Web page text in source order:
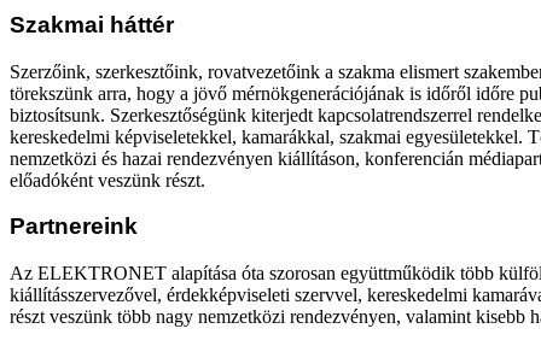
Szakmai háttér
Szerzőink, szerkesztőink, rovatvezetőink a szakma elismert
törekszünk arra, hogy a jövő mérnökgenerációjának is időről időre
biztosítsunk. Szerkesztőségünk kiterjedt kapcsolatrendszerrel
kereskedelmi képviseletekkel, kamarákkal, szakmai egyesületekkel.
nemzetközi és hazai rendezvényen kiállításon, konferencián
előadóként veszünk részt.
Partnereink
Az ELEKTRONET alapítása óta szorosan együttműködik több
kiállításszervezővel, érdekképviseleti szervvel, kereskedelmi
részt veszünk több nagy nemzetközi rendezvényen, valamint kisebb